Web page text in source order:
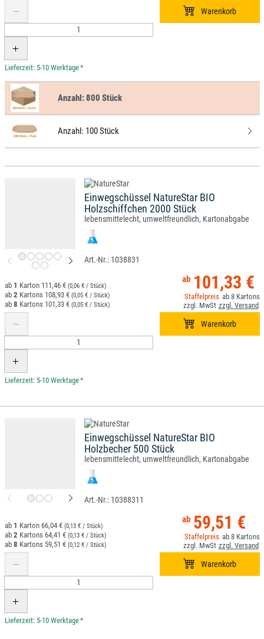
*
Anzahl:800 Stück
Anzahl: 100 Stück
Einwegschüssel NatureStar BIO
Holzschiffchen 2000 Stück
lebensmittelecht, umweltfreundlich, Kartonabgabe
1038831
101,33 €
8
1 111,46 € (0,06 € / Stück)
2 108,93 € (0,05 € / Stück)
8 101,33 € (0,05 € / Stück)
*
Einwegschüssel NatureStar BIO
Holzbecher 500 Stück
lebensmittelecht, umweltfreundlich, Kartonabgabe
10388311
59,51 €
8
1 66,04 € (0,13 € / Stück)
2 64,41 € (0,13 € / Stück)
8 59,51 € (0,12 € / Stück)
*